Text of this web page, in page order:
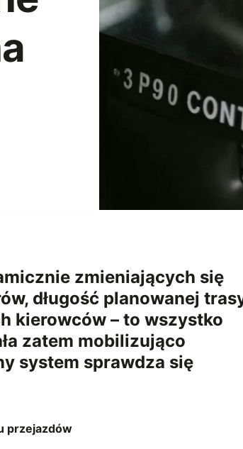
zmieniających się
długość planowanej
kierowców – to wszystko
zatem mobilizująco
system sprawdza się
przejazdów